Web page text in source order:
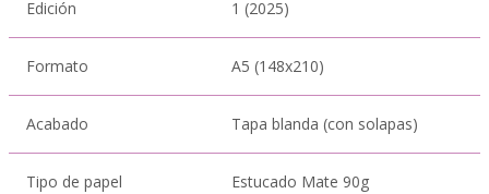
Edición 1 (2025)
Formato A5 (148x210)
Acabado Tapa blanda (con solapas)
Tipo de papel Estucado Mate 90g